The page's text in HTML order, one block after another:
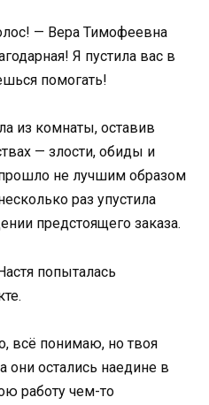
— Вера Тимофеевна
Я пустила вас в
помогать!
из комнаты, оставив
— злости, обиды и
не лучшим образом
раз упустила
предстоящего заказа.
попыталась
всё понимаю, но твоя
они остались наедине в
работу чем-то